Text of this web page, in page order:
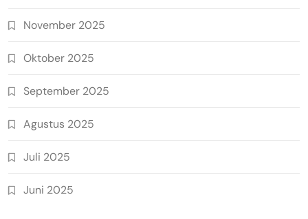
November 2025
Oktober 2025
September 2025
Agustus 2025
Juli 2025
Juni 2025